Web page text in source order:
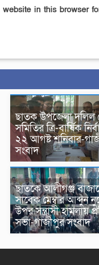
in this browser
ছাতক উপজেলা দলিল
সমিতির ত্রি-বার্ষিক
২২ আগষ্ট শনিবার-
সংবাদ
ছাতকে আলীগঞ্জ
সাবেক মেম্বার আব্দুন
উপর সন্ত্রাসী হামলায়
সভা-গাজীপুর সংবাদ